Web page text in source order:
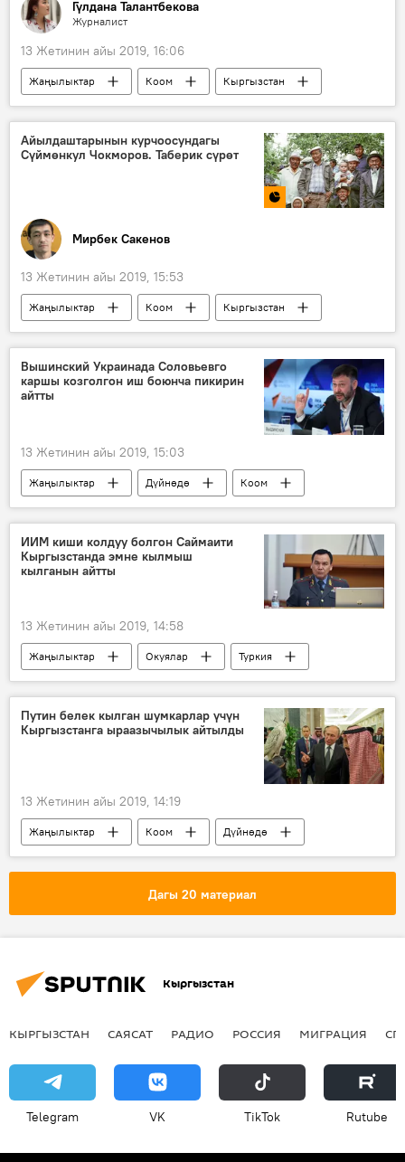
Гүлдана Талантбекова
Журналист
13 Жетинин айы 2019, 16:06
Жаңылыктар Коом
Кыргызстан
Спорт
Улукбек Жолдошбеков
балбан
күрөш маек
Айылдаштарынын курчоосундагы
Сүймөнкул Чокморов. Таберик сүрөт
Мирбек Сакенов
13 Жетинин айы 2019, 15:53
Жаңылыктар Коом
Кыргызстан
Маданият
таберик сүрөт
Вышинский Украинада Соловьевго
каршы козголгон иш боюнча пикирин
айтты
13 Жетинин айы 2019, 15:03
Жаңылыктар Дүйнөдө
Коом
Украина
журналист
кылмыш
Россия
ИИМ киши колдуу болгон Саймаити
Кыргызстанда эмне кылмыш
кылганын айтты
13 Жетинин айы 2019, 14:58
Жаңылыктар Окуялар
Туркия
Айеркен Саймаити
Кашкар Жунушалиев
ишкер
парламент
Ишкер Айэркен Саймаитинин Түркияда өлтүрүлүшү
Путин белек кылган шумкарлар үчүн
Кыргызстанга ыраазычылык айтылды
13 Жетинин айы 2019, 14:19
Жаңылыктар Коом
Дүйнөдө
шумкар
Ысык-Көл
Дагы 20 материал
Кыргызстан
КЫРГЫЗСТАН САЯСАТ РАДИО РОССИЯ МИГРАЦИЯ
Telegram VK ТikТоk Rutube